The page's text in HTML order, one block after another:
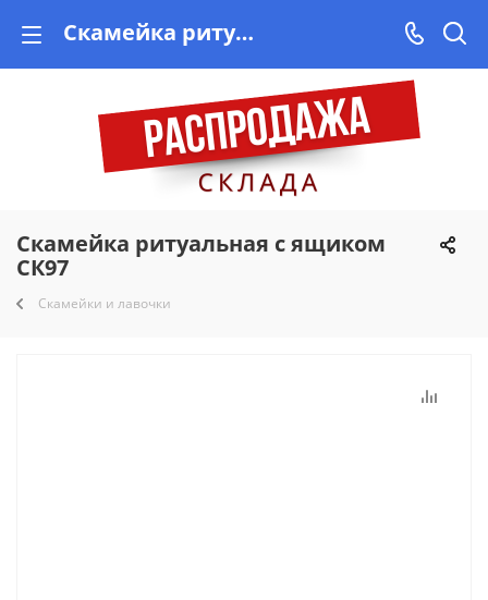
Скамейка ритуальная с ящиком СК97 купить недорого на Vishop.by, рассрочка!
Скамейка ритуальная с ящиком
СК97
Скамейки и лавочки